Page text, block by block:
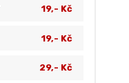
19,- Kč
19,- Kč
29,- Kč